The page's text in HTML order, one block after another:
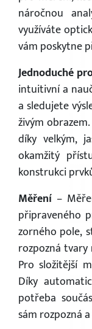
náročnou
využíváte
vám poskytne
Jednoduché
intuitivní a
a sledujete
živým
díky velkým,
okamžitý
konstrukci
Měření –
připraveného
zorného pole,
rozpozná
Pro složitější
Díky
potřeba
sám rozpozná